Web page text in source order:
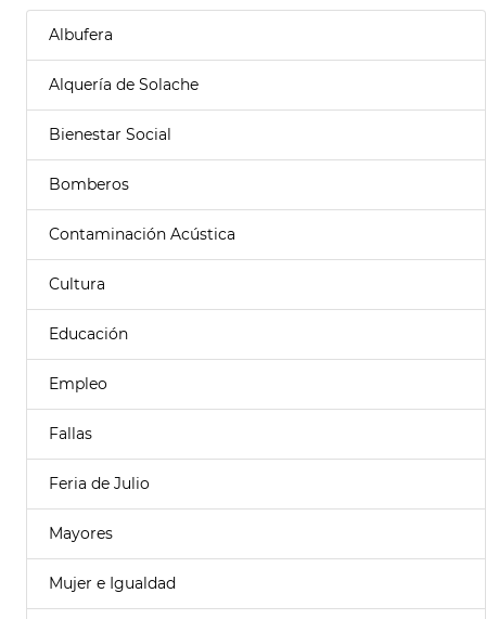
Albufera
Alquería de Solache
Bienestar Social
Bomberos
Contaminación Acústica
Cultura
Educación
Empleo
Fallas
Feria de Julio
Mayores
Mujer e Igualdad